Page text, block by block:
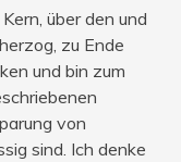
über den und
zu Ende
und bin zum
von
sind. Ich denke